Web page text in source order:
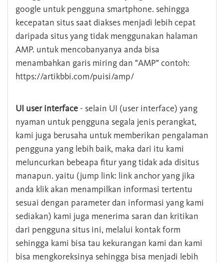
google untuk pengguna smartphone. sehingga
kecepatan situs saat diakses menjadi lebih cepat
daripada situs yang tidak menggunakan halaman
AMP. untuk mencobanyanya anda bisa
menambahkan garis miring dan "AMP" contoh:
https://artikbbi.com/puisi/amp/
UI user interface - selain UI (user interface) yang
nyaman untuk pengguna segala jenis perangkat,
kami juga berusaha untuk memberikan pengalaman
pengguna yang lebih baik, maka dari itu kami
meluncurkan bebeapa fitur yang tidak ada disitus
manapun. yaitu (jump link: link anchor yang jika
anda klik akan menampilkan informasi tertentu
sesuai dengan parameter dan informasi yang kami
sediakan) kami juga menerima saran dan kritikan
dari pengguna situs ini, melalui kontak form
sehingga kami bisa tau kekurangan kami dan kami
bisa mengkoreksinya sehingga bisa menjadi lebih